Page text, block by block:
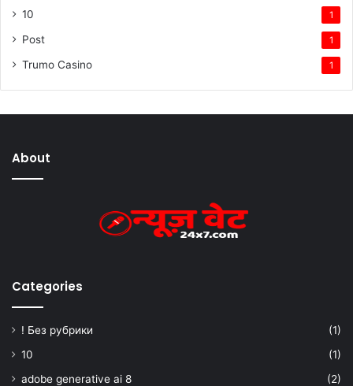
10 1
Post 1
Trumo Casino 1
About
Categories
! Без рубрики
(1)
10
(1)
adobe generative ai 8
(2)